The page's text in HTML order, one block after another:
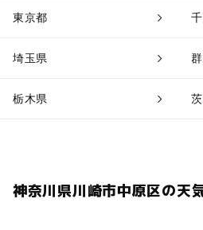
東京都
埼玉県
栃木県
神奈川県川崎市中原区の天